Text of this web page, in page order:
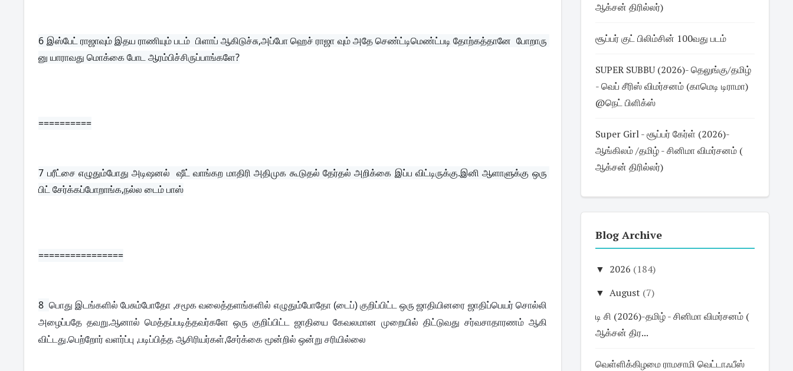
6 இஸ்பேட் ராஜாவும் இதய ராணியும் படம்  பிளாப் ஆகிடுச்சு,அப்போ ஹெச் ராஜா வும் அதே செண்ட்டிமெண்ட்படி தோற்கத்தானே  போறாரு
னு யாராவது மொக்கை போட ஆரம்பிச்சிருப்பாங்களே?
==========
7 பரீட்சை எழுதும்போது அடிஷனல்  ஷீட் வாங்கற மாதிரி அதிமுக கூடுதல் தேர்தல் அறிக்கை இப்ப விட்டிருக்கு.இனி ஆளாளுக்கு ஒரு
பிட் சேர்க்கப்போறாங்க,நல்ல டைம் பாஸ்
================
8 பொது இடங்களில் பேசும்போதோ ,சமூக வலைத்தளங்களில் எழுதும்போதோ (டைப்) குறிப்பிட்ட ஒரு ஜாதியினரை ஜாதிப்பெயர் சொல்லி
அழைப்பதே தவறு.ஆனால் மெத்தப்படித்தவர்களே ஒரு குறிப்பிட்ட ஜாதியை கேவலமான முறையில் திட்டுவது சர்வசாதாரணம் ஆகி
விட்டது.பெற்றோர் வளர்ப்பு ,படிப்பித்த ஆசிரியர்கள்,சேர்க்கை மூன்றில் ஒன்று சரியில்லை
ஆக்சன் திரில்லர்)
சூப்பர் குட் பிலிம்சின் 100வது படம்
SUPER SUBBU (2026)- தெலுங்கு/தமிழ்
- வெப் சீரிஸ் விமர்சனம் (காமெடி டிராமா)
@நெட் பிளிக்ஸ்
Super Girl - சூப்பர் கேர்ள் (2026)-
ஆங்கிலம் /தமிழ் - சினிமா விமர்சனம் (
ஆக்சன் திரில்லர்)
Blog Archive
▼ 2026 (184)
▼ August (7)
டி சி (2026)-தமிழ் - சினிமா விமர்சனம் (
ஆக்சன் திர...
வெள்ளிக்கிழமை ராமசாமி வெட்டாஃபீஸ்